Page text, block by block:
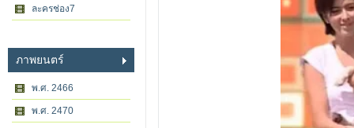
ละครช่อง7
ภาพยนตร์
พ.ศ. 2466
พ.ศ. 2470